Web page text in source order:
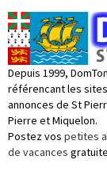
Depuis 1999,
référencant les
annonces de St
Pierre et Miquelon.
Postez vos petites
de vacances